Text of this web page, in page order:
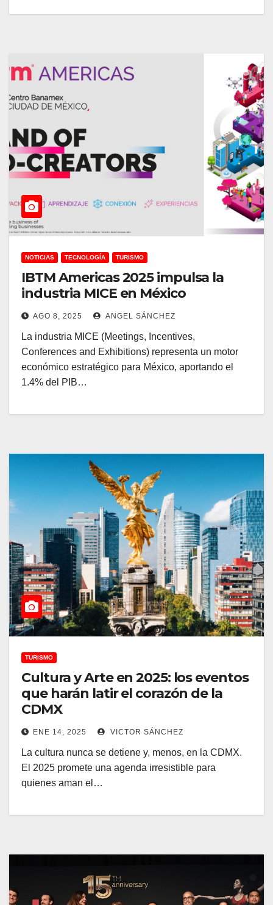
NOTICIAS TECNOLOGÍA TURISMO
IBTM Americas 2025 impulsa la
industria MICE en México
AGO 8, 2025 ANGEL SÁNCHEZ
La industria MICE (Meetings, Incentives,
Conferences and Exhibitions) representa un motor
económico estratégico para México, aportando el
1.4% del PIB…
TURISMO
Cultura y Arte en 2025: los eventos
que harán latir el corazón de la
CDMX
ENE 14, 2025 VICTOR SÁNCHEZ
La cultura nunca se detiene y, menos, en la CDMX.
El 2025 promete una agenda irresistible para
quienes aman el…